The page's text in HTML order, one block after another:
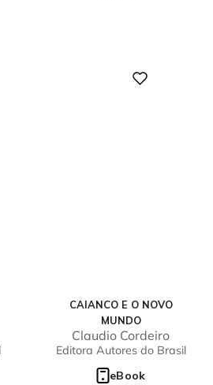
CAIANCO E O NOVO
MUNDO
Claudio Cordeiro
Editora Autores do Brasil
eBook